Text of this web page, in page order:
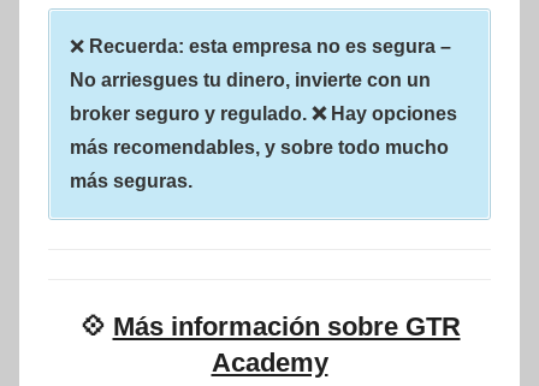
❌ Recuerda: esta empresa no es segura –
No arriesgues tu dinero, invierte con un
broker seguro y regulado. ❌ Hay opciones
más recomendables, y sobre todo mucho
más seguras.
💠 Más información sobre GTR
Academy